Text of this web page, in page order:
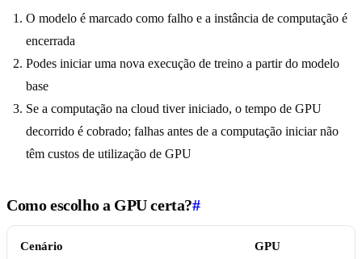
O modelo é marcado como falho e a instância de computação é
encerrada
Podes iniciar uma nova execução de treino a partir do modelo
base
Se a computação na cloud tiver iniciado, o tempo de GPU
decorrido é cobrado; falhas antes de a computação iniciar não
têm custos de utilização de GPU
Como escolho a GPU certa?#
Cenário
GPU